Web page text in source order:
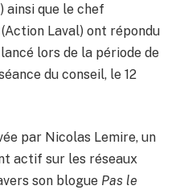
ainsi que le chef
Laval) ont répondu
lors de la période de
du conseil, le 12
par Nicolas Lemire, un
actif sur les réseaux
son blogue Pas le